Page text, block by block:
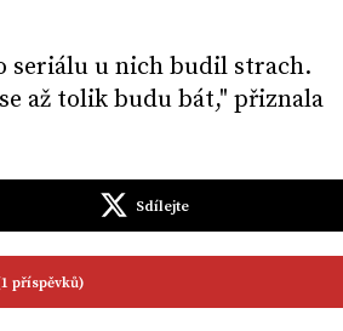
seriálu u nich budil strach.
až tolik budu bát," přiznala
Sdílejte
příspěvků)